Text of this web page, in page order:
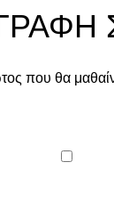
που θα